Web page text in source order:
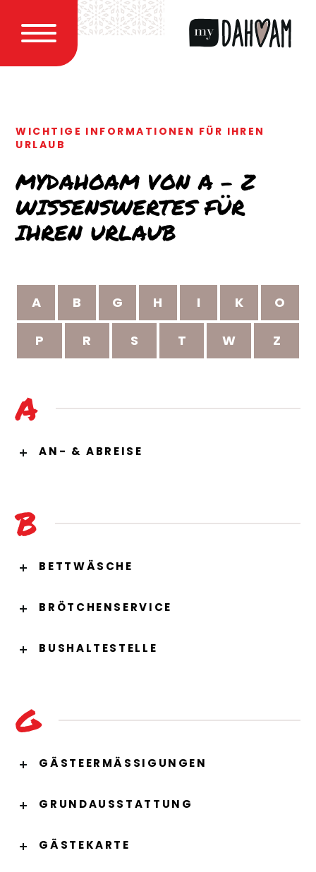
WICHTIGE INFORMATIONEN FÜR IHREN
URLAUB
MYDAHOAM VON A – Z
WISSENSWERTES FÜR
IHREN URLAUB
A B G H I K O
P R S T W Z
A
AN- & ABREISE
B
BETTWÄSCHE
BRÖTCHENSERVICE
BUSHALTESTELLE
G
GÄSTEERMÄSSIGUNGEN
GRUNDAUSSTATTUNG
GÄSTEKARTE